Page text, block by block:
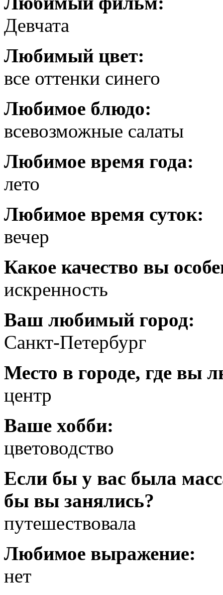
Девчата
Любимый цвет:
все оттенки синего
Любимое блюдо:
всевозможные салаты
Любимое время года:
лето
Любимое время суток:
вечер
Какое качество вы
искренность
Ваш любимый город:
Санкт-Петербург
Место в городе, где вы
центр
Ваше хобби:
цветоводство
Если бы у вас была
бы вы занялись?
путешествовала
Любимое выражение:
нет